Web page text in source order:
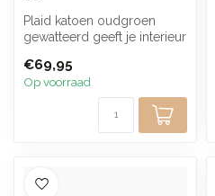
Plaid katoen oudgroen
gewatteerd geeft je interieur
sfeervol...
€69,95
Op voorraad